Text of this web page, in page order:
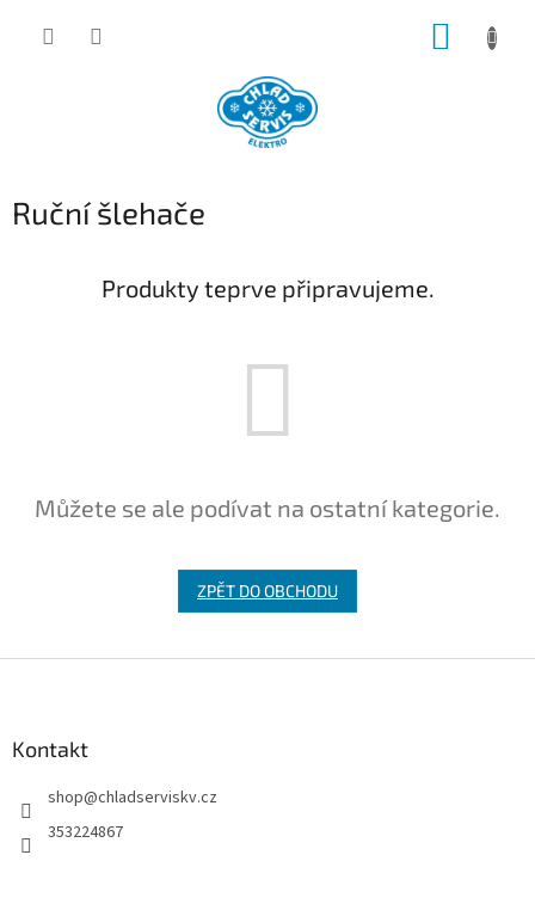
Ruční šlehače
Produkty teprve připravujeme.
Můžete se ale podívat na ostatní kategorie.
ZPĚT DO OBCHODU
Kontakt
shop@chladserviskv.cz
353224867